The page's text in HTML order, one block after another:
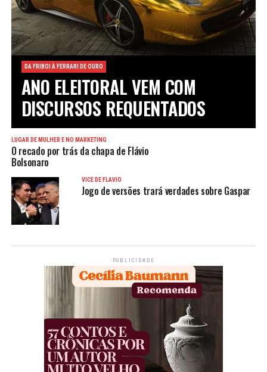
DA FRIBOI À FERRARI DE OURO
ANO ELEITORAL VEM COM
DISCURSOS REQUENTADOS
LUGAR DE MULHER É NO MARKETING
O recado por trás da chapa de Flávio
Bolsonaro
VICE DE FLÁVIO
Jogo de versões trará verdades sobre Gaspar
PUBLICIDADE